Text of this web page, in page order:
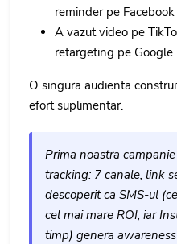
reminder pe Facebook
A vazut video pe
retargeting pe Google
O singura audienta
efort suplimentar.
Prima noastra
tracking: 7 canale, link
descoperit ca SMS-ul
cel mai mare ROI, iar
timp) genera